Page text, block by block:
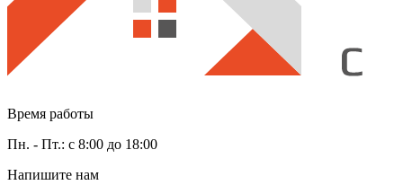
Время работы
Пн. - Пт.: с 8:00 до 18:00
Напишите нам